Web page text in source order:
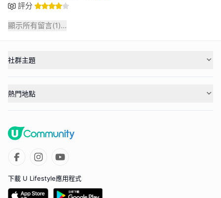
評分
顯示所有留言(1)...
社群主題
熱門地點
下載 U Lifestyle應用程式